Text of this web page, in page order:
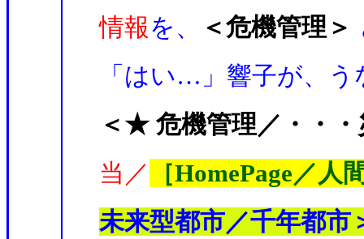
情報を、 ＜危機管理＞
「はい…」響子が、
＜★ 危機管理／・・
当／
［HomePage／
未来型都市／千年都市